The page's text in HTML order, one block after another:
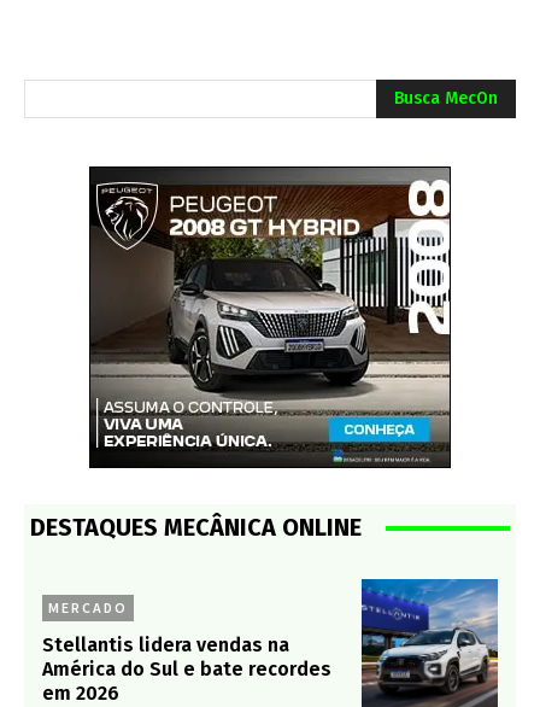
Busca MecOn
DESTAQUES MECÂNICA ONLINE
MERCADO
Stellantis lidera vendas na
América do Sul e bate recordes
em 2026